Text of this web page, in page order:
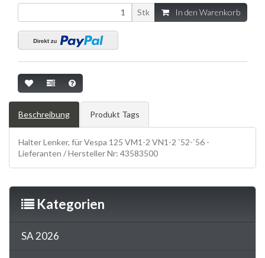
Stk In den Warenkorb
Beschreibung Produkt Tags
Halter Lenker, für Vespa 125 VM1-2 VN1-2 `52-`56 -
Lieferanten / Hersteller Nr: 43583500
Kategorien
SA 2026